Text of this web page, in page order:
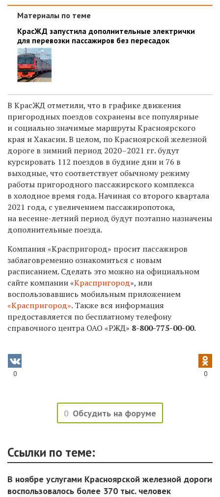
Материалы по теме
КрасЖД запустила дополнительные электрички
для перевозки пассажиров без пересадок
В КрасЖД отметили, что в графике движения
пригородных поездов сохранены все популярные
и социально значимые маршруты Красноярского
края и Хакасии. В целом, по Красноярской железной
дороге в зимний период 2020–2021 гг. будут
курсировать 112 поездов в будние дни и 76 в
выходные, что соответствует обычному режиму
работы пригородного пассажирского комплекса
в холодное время года. Начиная со второго квартала
2021 года, с увеличением пассажиропотока,
на весенне-летний период будут поэтапно назначены
дополнительные поезда.
Компания «Краспригород» просит пассажиров
заблаговременно ознакомиться с новым
расписанием. Сделать это можно на официальном
сайте компании «Краспригород», или
воспользовавшись мобильным приложением
«Краспригород». Также вся информация
предоставляется по бесплатному телефону
справочного центра ОАО «РЖД» 8-800-775-00-00.
0 0
0 Обсудить на форуме
Ссылки по теме:
В ноябре услугами Красноярской железной дороги
воспользовалось более 370 тыс. человек